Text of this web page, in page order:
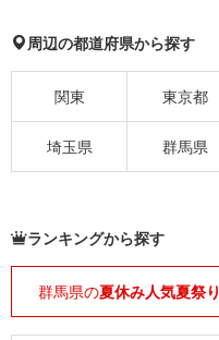
周辺の都道府県から探す
関東 東京都
埼玉県 群馬県
ランキングから探す
群馬県の夏休み人気夏祭り